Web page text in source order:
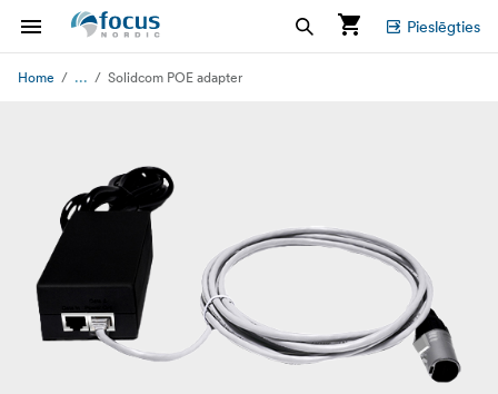
Pieslēgties
Home ... Solidcom POE adapter